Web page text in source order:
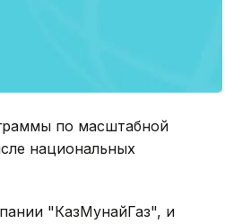
по масштабной
национальных
"КазМунайГаз", и